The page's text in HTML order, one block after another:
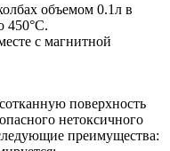
объемом 0.1л в
450°С.
с магнитной
поверхность
нетоксичного
преимущества: